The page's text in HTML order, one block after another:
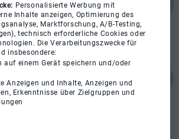
Personalisierte Werbung mit
Inhalte anzeigen, Optimierung des
Marktforschung, A/B-Testing,
technisch erforderliche Cookies oder
Die Verarbeitungszwecke für
insbesondere:
auf einem Gerät speichern und/oder
Anzeigen und Inhalte, Anzeigen und
Erkenntnisse über Zielgruppen und